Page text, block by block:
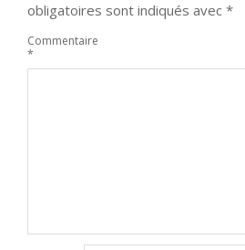
obligatoires sont indiqués avec *
Commentaire
*